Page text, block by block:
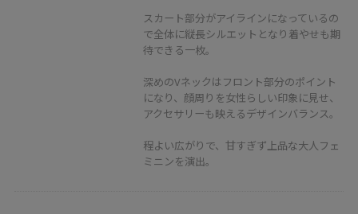
スカート部分がアイラインになっているの
で全体に縦長シルエットとなり着やせも期
待できる一枚。
深めのVネックはフロント部分のポイント
になり、顔周りを女性らしい印象に見せ、
アクセサリーも映えるデザインバランス。
程よい広がりで、甘すぎず上品な大人フェ
ミニンを演出。